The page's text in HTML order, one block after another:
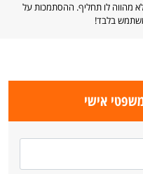
מהווה לו תחליף. ההסתמכות על
בלבד!
אישי